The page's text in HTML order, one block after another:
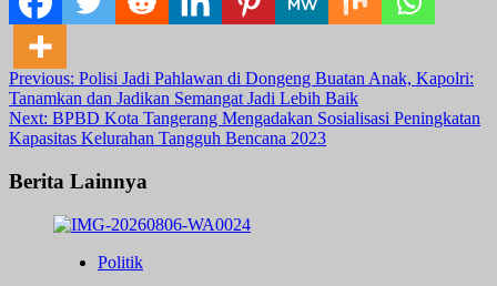
Post
navigation
Previous: Polisi Jadi Pahlawan di Dongeng Buatan Anak, Kapolri:
Tanamkan dan Jadikan Semangat Jadi Lebih Baik
Next: BPBD Kota Tangerang Mengadakan Sosialisasi Peningkatan
Kapasitas Kelurahan Tangguh Bencana 2023
Berita Lainnya
Politik